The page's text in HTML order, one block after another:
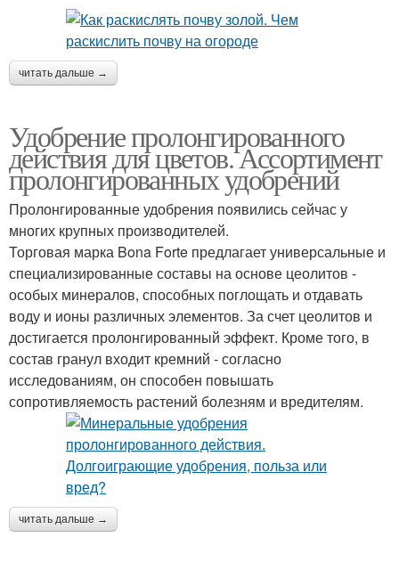
читать дальше →
Удобрение пролонгированного
действия для цветов. Ассортимент
пролонгированных удобрений
Пролонгированные удобрения появились сейчас у
многих крупных производителей.
Торговая марка Bona Forte предлагает универсальные и
специализированные составы на основе цеолитов -
особых минералов, способных поглощать и отдавать
воду и ионы различных элементов. За счет цеолитов и
достигается пролонгированный эффект. Кроме того, в
состав гранул входит кремний - согласно
исследованиям, он способен повышать
сопротивляемость растений болезням и вредителям.
читать дальше →